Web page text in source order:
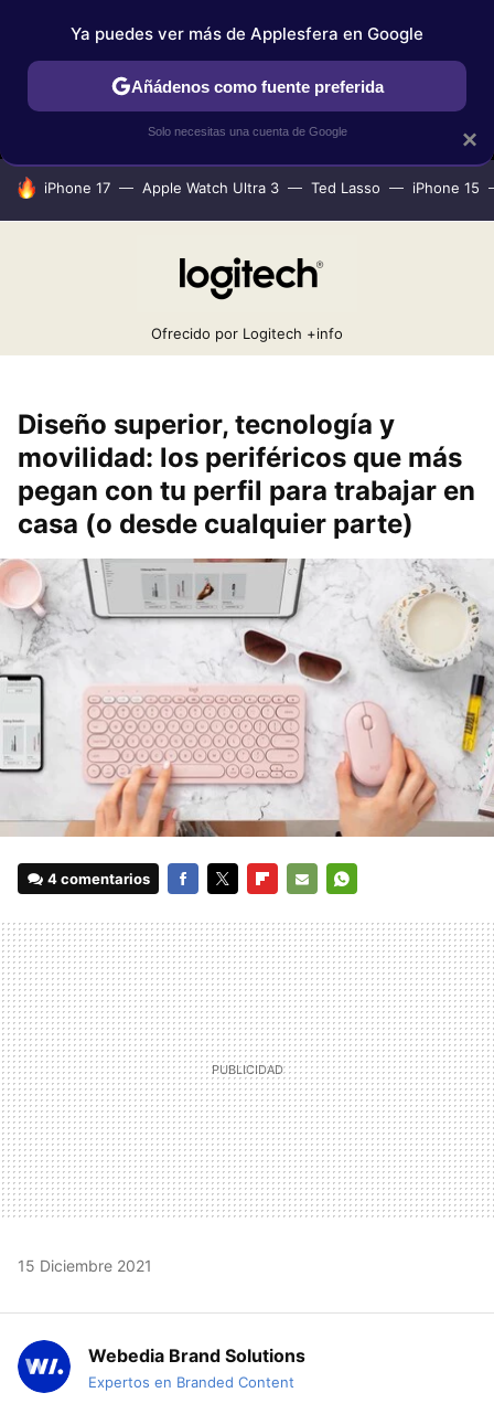
MENÚ NUEVO
TUTORIALES APPLESFERA SELECCIÓN
HOY SE HABLA DE
iPhone 17 Apple Watch Ultra 3 Ted Lasso iPhone 15
Ofrecido por Logitech +info
Diseño superior, tecnología y
movilidad: los periféricos que más
pegan con tu perfil para trabajar en
casa (o desde cualquier parte)
4 comentarios
MAIL
15 Diciembre 2021
Webedia Brand Solutions
Expertos en Branded Content
×
Ya puedes ver más de Applesfera en Google
Añádenos como fuente preferida
Solo necesitas una cuenta de Google